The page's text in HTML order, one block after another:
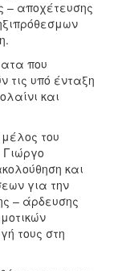
– αποχέτευσης
που
τις υπό ένταξη
και
του
Γιώργο
και
για την
– άρδευσης
τους στη